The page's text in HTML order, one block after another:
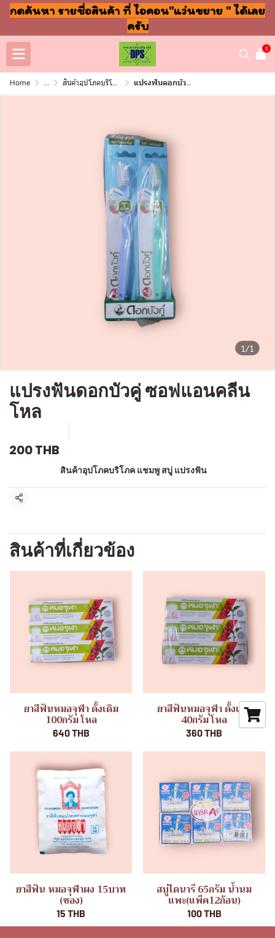
กดค้นหา รายชื่อสินค้า ที่ ไอคอน"แว่นขยาย " ได้เลย
ครับ
0
Home ... สินค้าอุปโภคบริโภค แชมพู สบู่ แปรงฟัน แปรงฟันดอกบัวคู่ ซอฟแอนคลีน โหล
1/1
แปรงฟันดอกบัวคู่ ซอฟแอนคลีน
โหล
200 THB
สินค้าอุปโภคบริโภค แชมพู สบู่ แปรงฟัน
แชร์
สินค้าที่เกี่ยวข้อง
ยาสีฟันหมอจุฬา ดั้งเดิม
100กรัม โหล
640 THB
ยาสีฟันหมอจุฬา ดั้งเดิม
40กรัม โหล
360 THB
ยาสีฟัน หมอจุฬาผง 15บาท
(ซอง)
15 THB
สบู่ไดนารี 65กรัม น้ำนม
แพะ(แพ็ค12ก้อน)
100 THB